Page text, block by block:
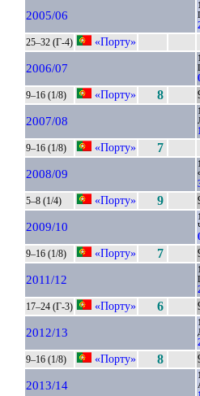
2005/06
25–32 (Г-4) «Порту»
2006/07
9–16 (1/8) «Порту» 8
2007/08
9–16 (1/8) «Порту» 7
2008/09
5–8 (1/4) «Порту» 9
2009/10
9–16 (1/8) «Порту» 7
2011/12
17–24 (Г-3) «Порту» 6
2012/13
9–16 (1/8) «Порту» 8
2013/14